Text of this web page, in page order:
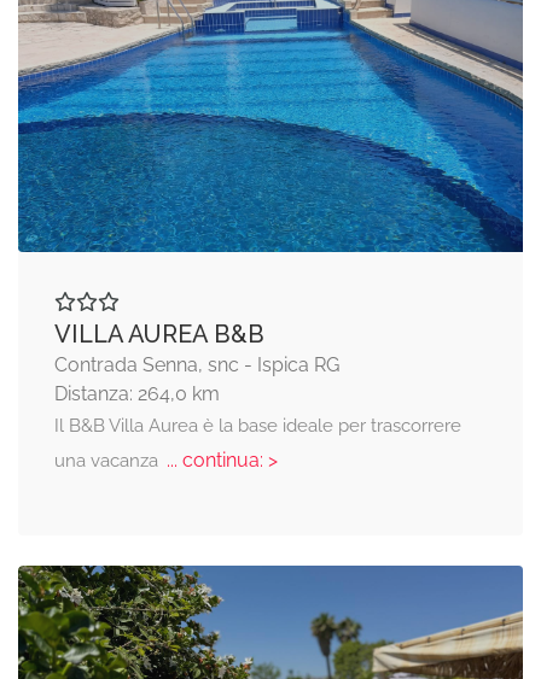
VILLA AUREA B&B
Contrada Senna, snc - Ispica RG
Distanza: 264,0 km
Il B&B Villa Aurea è la base ideale per trascorrere
una vacanza... continua: >